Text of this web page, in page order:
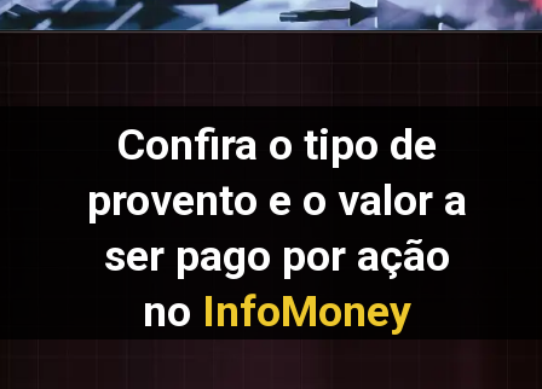
Confira o tipo de
provento e o valor a
ser pago por ação
no InfoMoney